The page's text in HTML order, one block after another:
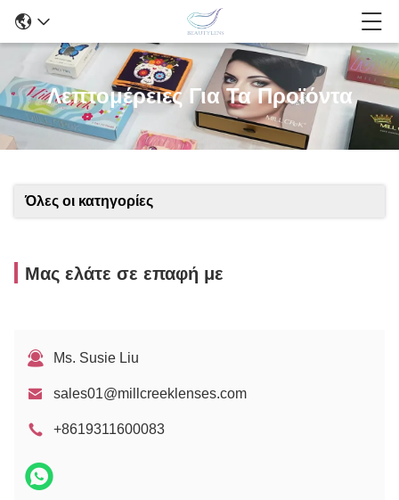
Λεπτομέρειες Για Τα Προϊόντα
Όλες οι κατηγορίες
Μας ελάτε σε επαφή με
Ms. Susie Liu
sales01@millcreeklenses.com
+8619311600083